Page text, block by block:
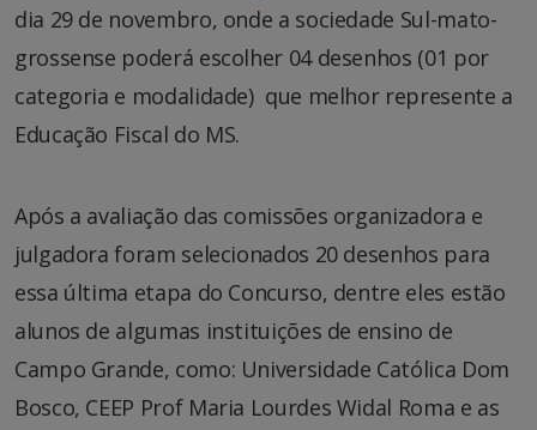
dia 29 de novembro, onde a sociedade Sul-mato-
grossense poderá escolher 04 desenhos (01 por
categoria e modalidade) que melhor represente a
Educação Fiscal do MS.
Após a avaliação das comissões organizadora e
julgadora foram selecionados 20 desenhos para
essa última etapa do Concurso, dentre eles estão
alunos de algumas instituições de ensino de
Campo Grande, como: Universidade Católica Dom
Bosco, CEEP Prof Maria Lourdes Widal Roma e as